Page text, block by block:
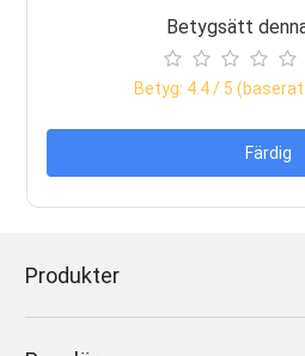
Betygsätt
Betyg: 4.4/ 5 (baserat
Färdig
Produkter